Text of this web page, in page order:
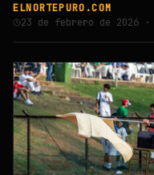
ELNORTEPURO.COM
23 de febrero de 2026 ·